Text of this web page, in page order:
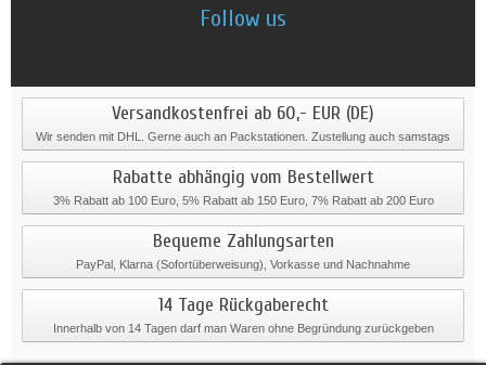
Follow us
Versandkostenfrei ab 60,- EUR (DE)
Wir senden mit DHL. Gerne auch an Packstationen. Zustellung auch samstags
Rabatte abhängig vom Bestellwert
3% Rabatt ab 100 Euro, 5% Rabatt ab 150 Euro, 7% Rabatt ab 200 Euro
Bequeme Zahlungsarten
PayPal, Klarna (Sofortüberweisung), Vorkasse und Nachnahme
14 Tage Rückgaberecht
Innerhalb von 14 Tagen darf man Waren ohne Begründung zurückgeben